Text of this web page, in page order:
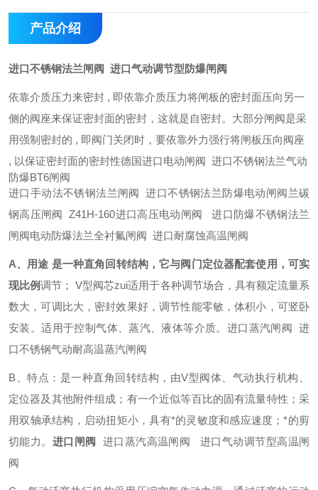
产品介绍
进口不锈钢法兰闸阀 进口气动调节型防爆闸阀
依靠介质压力来密封 , 即依靠介质压力将闸板的密封面压向另一
侧的阀座来保证密封面的密封，这就是自密封。大部分闸阀是采
用强制密封的 , 即阀门关闭时，要依靠外力强行将闸板压向阀座
, 以保证密封面的密封性德国进口电动闸阀 进口不锈钢法兰气动
防爆BT6闸阀
进口手动法不锈钢法兰闸阀 进口不锈钢法兰防爆电动闸阀兰碳
钢高压闸阀 Z41H-160进口高压电动闸阀 进口防爆不锈钢法兰
闸阀电动防爆法兰全衬氟闸阀 进口耐腐蚀高温闸阀
A、用途 是一种直角回转结构，它与阀门定位器配套使用，可实
现比例调节； V型阀芯zui适用于各种调节场合，具有额定流量系
数大，可调比大，密封效果好，调节性能零敏，体积小，可竖卧
安装。适用于控制气体、蒸汽、液体等介质。进口蒸汽闸阀 进
口不锈钢气动耐高温蒸汽闸阀
B、特点：是一种直角回转结构，由V型阀体、气动执行机构、
定位器及其他附件组成；有一个近似等百比的固有流量特性；采
用双轴承结构，启动扭矩小，具有*的灵敏度和感应速度；*的剪
切能力。 进口闸阀 进口蒸汽高温闸阀 进口气动调节型高温闸
阀